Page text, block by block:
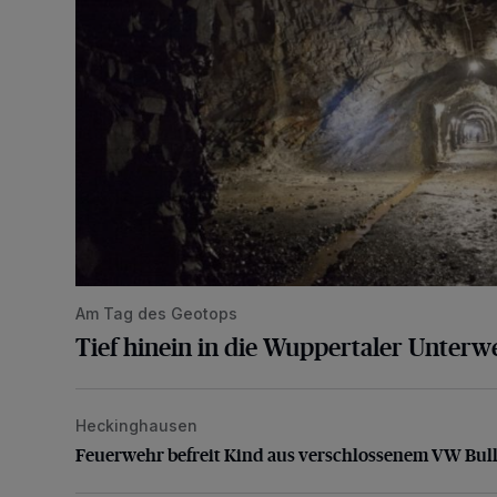
Am Tag des Geotops
Tief hinein in die Wuppertaler
Feuerwehr befreit Kind aus verschlossenem VW Bulli
Heckinghausen
Feuerwehr befreit Kind aus verschlossenem VW